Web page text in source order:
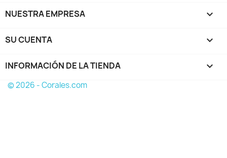
NUESTRA EMPRESA 
SU CUENTA 
INFORMACIÓN DE LA TIENDA keyboard_arrow_down
© 2026 - Corales.com